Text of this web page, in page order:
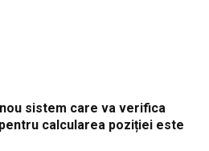
sistem care va verifica
calcularea poziției este